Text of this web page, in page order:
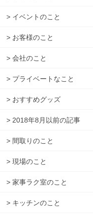
> イベントのこと
> お客様のこと
> 会社のこと
> プライベートなこと
> おすすめグッズ
> 2018年8月以前の記事
> 間取りのこと
> 現場のこと
> 家事ラク室のこと
> キッチンのこと